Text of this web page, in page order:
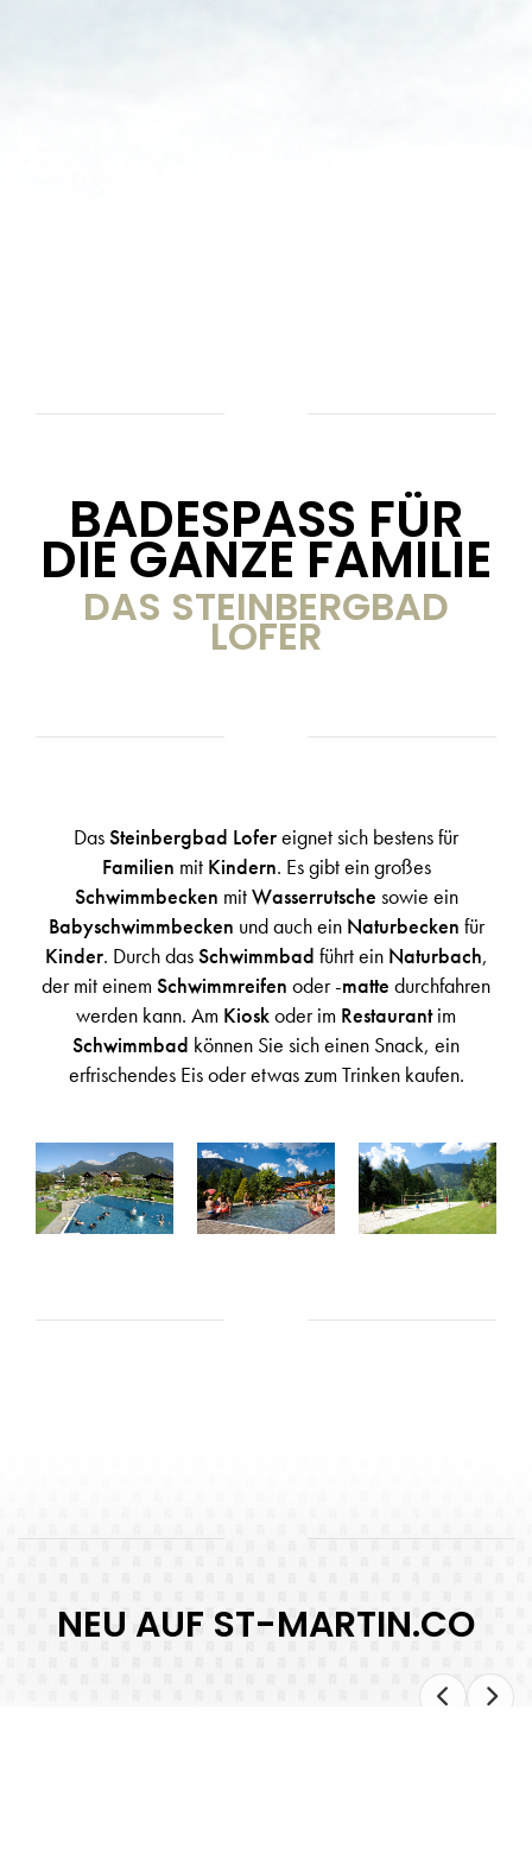
BADESPASS FÜR D
IE GANZE FAMILIE
DAS STEINBERGBAD
LOFER
DasSteinbergbad Lofereignet sich bestens für
Familien mit Kindern. Es gibt ein großes
Schwimmbecken mitWasserrutsche sowie ein
Babyschwimmbecken und auch ein Naturbecken für
Kinder. Durch dasSchwimmbad führt ein Naturbach,
der mit einemSchwimmreifen oder -matte durchfahren
werden kann. Am Kioskoder im Restaurantim
Schwimmbad können Sie sich einen Snack, ein
erfrischendes Eis oder etwas zum Trinken kaufen.
NEU AUF ST-MARTIN.CO